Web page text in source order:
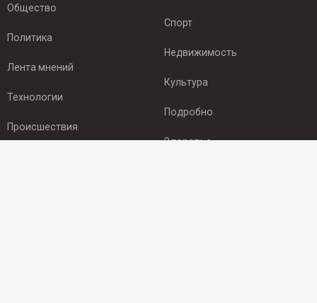
Общество
Политика
Лента мнений
Технологии
Происшествия
Спорт
Недвижимость
Культура
Подробно
Здоровье